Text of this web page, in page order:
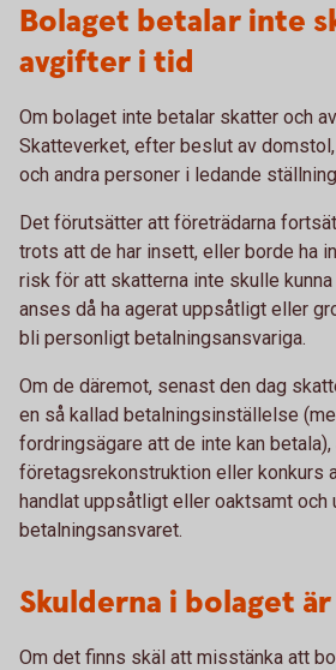
Bolaget betalar inte
avgifter i tid
Om bolaget inte betalar skatter och
Skatteverket, efter beslut av
och andra personer i ledande
Det förutsätter att företrädarna
trots att de har insett, eller borde ha
risk för att skatterna inte skulle
anses då ha agerat uppsåtligt eller
bli personligt betalningsansvariga.
Om de däremot, senast den dag
en så kallad betalningsinställelse
fordringsägare att de inte kan
företagsrekonstruktion eller konkurs
handlat uppsåtligt eller oaktsamt och
betalningsansvaret.
Skulderna i bolaget
Om det finns skäl att misstänka att